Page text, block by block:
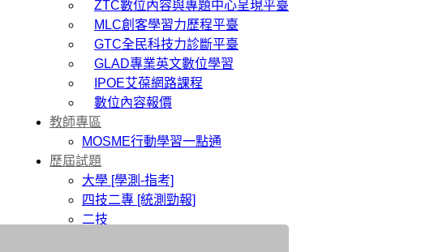
ZTC數位內容與專題中心呈現平臺
MLC創客學習力歷程平臺
GTC全民科技力診斷平臺
GLAD專業英文數位學習
IPOE艾葆網路課程
數位內容報價
教師專區
MOSME行動學習一點通
歷屆試題
大學 [學測-指考]
四技二專 [統測勁報]
二技